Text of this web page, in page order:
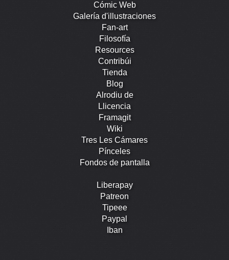
Cómic Web
Galería d'illustraciones
Fan-art
Filosofía
Resources
Contribúi
Tienda
Blog
Alrodiu de
Llicencia
Framagit
Wiki
Tres Les Cámares
Pínceles
Fondos de pantalla
Liberapay
Patreon
Tipeee
Paypal
Iban